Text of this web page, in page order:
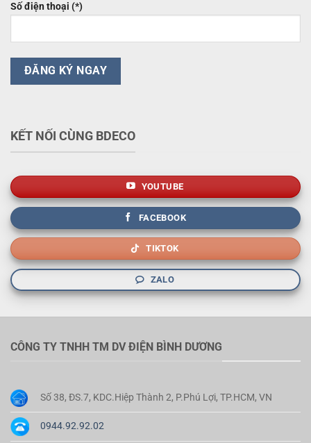
Số điện thoại (*)
KẾT NỐI CÙNG BDECO
YOUTUBE
FACEBOOK
TIKTOK
ZALO
CÔNG TY TNHH TM DV ĐIỆN BÌNH DƯƠNG
Số 38, ĐS.7, KDC.Hiệp Thành 2, P.Phú Lợi, TP.HCM, VN
0944.92.92.02